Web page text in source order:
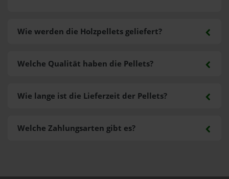
Wie werden die Holzpellets geliefert?
Welche Zahlungsarten gibt es?
Welche Qualität haben die Pellets?
Wie lange ist die Lieferzeit der Pellets?